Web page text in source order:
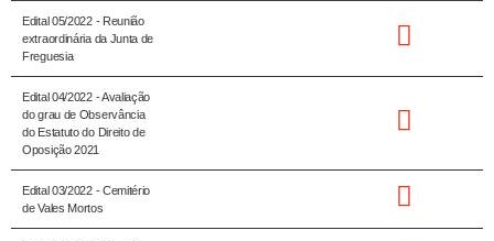
Edital 05/2022 - Reunião
extraordinária da Junta de
Freguesia
Edital 04/2022 - Avaliação
do grau de Observância
do Estatuto do Direito de
Oposição 2021
Edital 03/2022 - Cemitério
de Vales Mortos